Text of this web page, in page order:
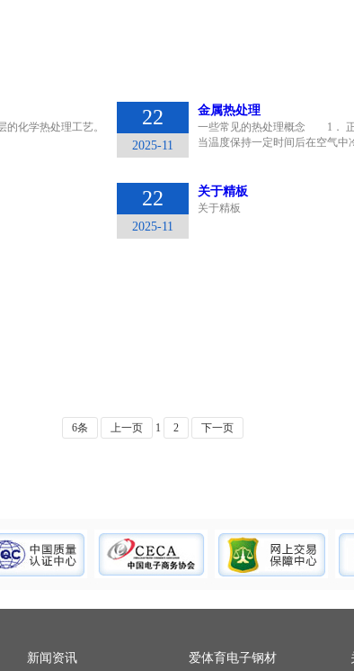
化学热处理工艺。
22
2025-11
金属热处理
一些常见的热处理概念 1． 正
当温度保持一定时间后在空气
22
2025-11
关于精板
关于精板
6条 上一页 1 2 下一页
新闻资讯 爱体育电子钢材